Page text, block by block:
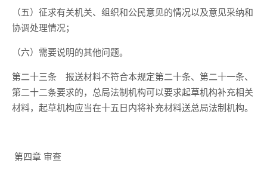
（五）征求有关机关、组织和公民意见的情况以及意见采纳和
协调处理情况；
（六）需要说明的其他问题。
第二十三条 报送材料不符合本规定第二十条、第二十一条、
第二十二条要求的，总局法制机构可以要求起草机构补充相关
材料，起草机构应当在十五日内将补充材料送总局法制机构。
第四章 审查